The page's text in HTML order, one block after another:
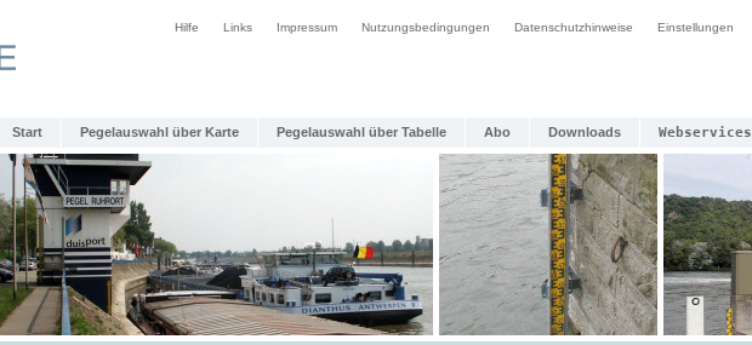
Hilfe Links Impressum Nutzungsbedingungen Datenschutzhinweise Einstellungen
Start Pegelauswahl über Karte Pegelauswahl über Tabelle Abo Downloads Webservices